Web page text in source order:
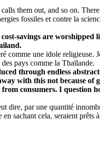
them out, and so on. There
fossiles et contre la
savings are worshipped
une idole religieuse.
pays comme la Thaïlande.
through endless
with this not because of
consumers. I question
dire, par une quantité
sachant cela, seraient